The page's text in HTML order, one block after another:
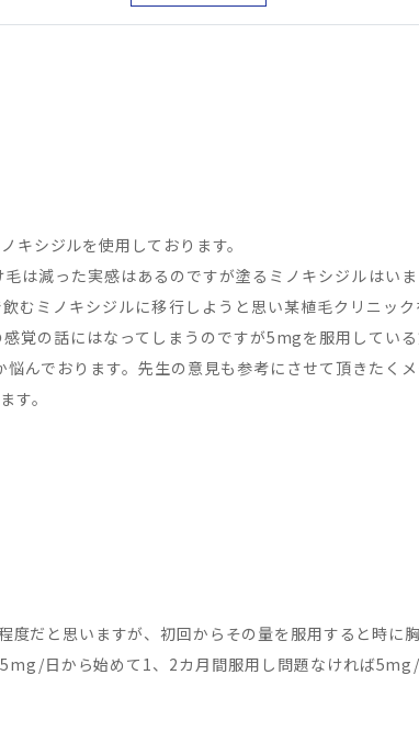
キシジルを使用しております。
は減った実感はあるのですが塗るミノキシジルはい
むミノキシジルに移行しようと思い某植毛クリニッ
覚の話にはなってしまうのですが5mgを服用してい
んでおります。先生の意見も参考にさせて頂きたく
す。
だと思いますが、初回からその量を服用すると時に
日から始めて1、2カ月間服用し問題なければ